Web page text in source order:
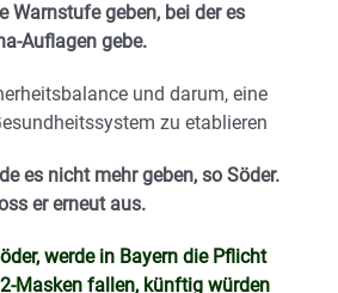
Warnstufe geben, bei der es
Auflagen gebe.
und darum, eine
zu etablieren
es nicht mehr geben, so Söder.
er erneut aus.
werde in Bayern die Pflicht
Masken fallen, künftig würden